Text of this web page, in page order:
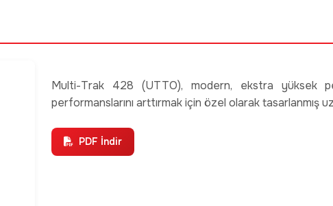
Multi-Trak 428 (UTTO), modern, ekstra yüksek
performanslarını arttırmak için özel olarak tasarlanmış
PDF İndir